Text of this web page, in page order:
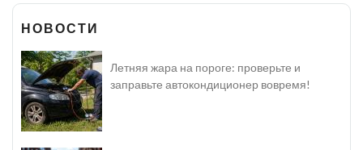
НОВОСТИ
Летняя жара на пороге: проверьте и
заправьте автокондиционер вовремя!